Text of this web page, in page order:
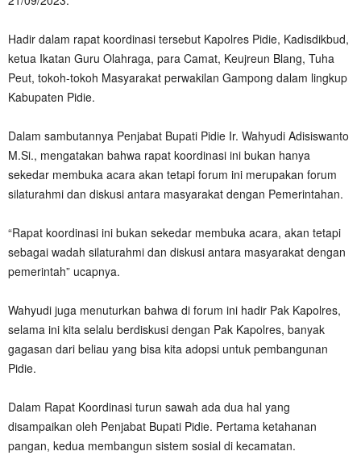
Hadir dalam rapat koordinasi tersebut Kapolres Pidie, Kadisdikbud,
ketua Ikatan Guru Olahraga, para Camat, Keujreun Blang, Tuha
Peut, tokoh-tokoh Masyarakat perwakilan Gampong dalam lingkup
Kabupaten Pidie.
Dalam sambutannya Penjabat Bupati Pidie Ir. Wahyudi Adisiswanto
M.Si., mengatakan bahwa rapat koordinasi ini bukan hanya
sekedar membuka acara akan tetapi forum ini merupakan forum
silaturahmi dan diskusi antara masyarakat dengan Pemerintahan.
“Rapat koordinasi ini bukan sekedar membuka acara, akan tetapi
sebagai wadah silaturahmi dan diskusi antara masyarakat dengan
pemerintah” ucapnya.
Wahyudi juga menuturkan bahwa di forum ini hadir Pak Kapolres,
selama ini kita selalu berdiskusi dengan Pak Kapolres, banyak
gagasan dari beliau yang bisa kita adopsi untuk pembangunan
Pidie.
Dalam Rapat Koordinasi turun sawah ada dua hal yang
disampaikan oleh Penjabat Bupati Pidie. Pertama ketahanan
pangan, kedua membangun sistem sosial di kecamatan.